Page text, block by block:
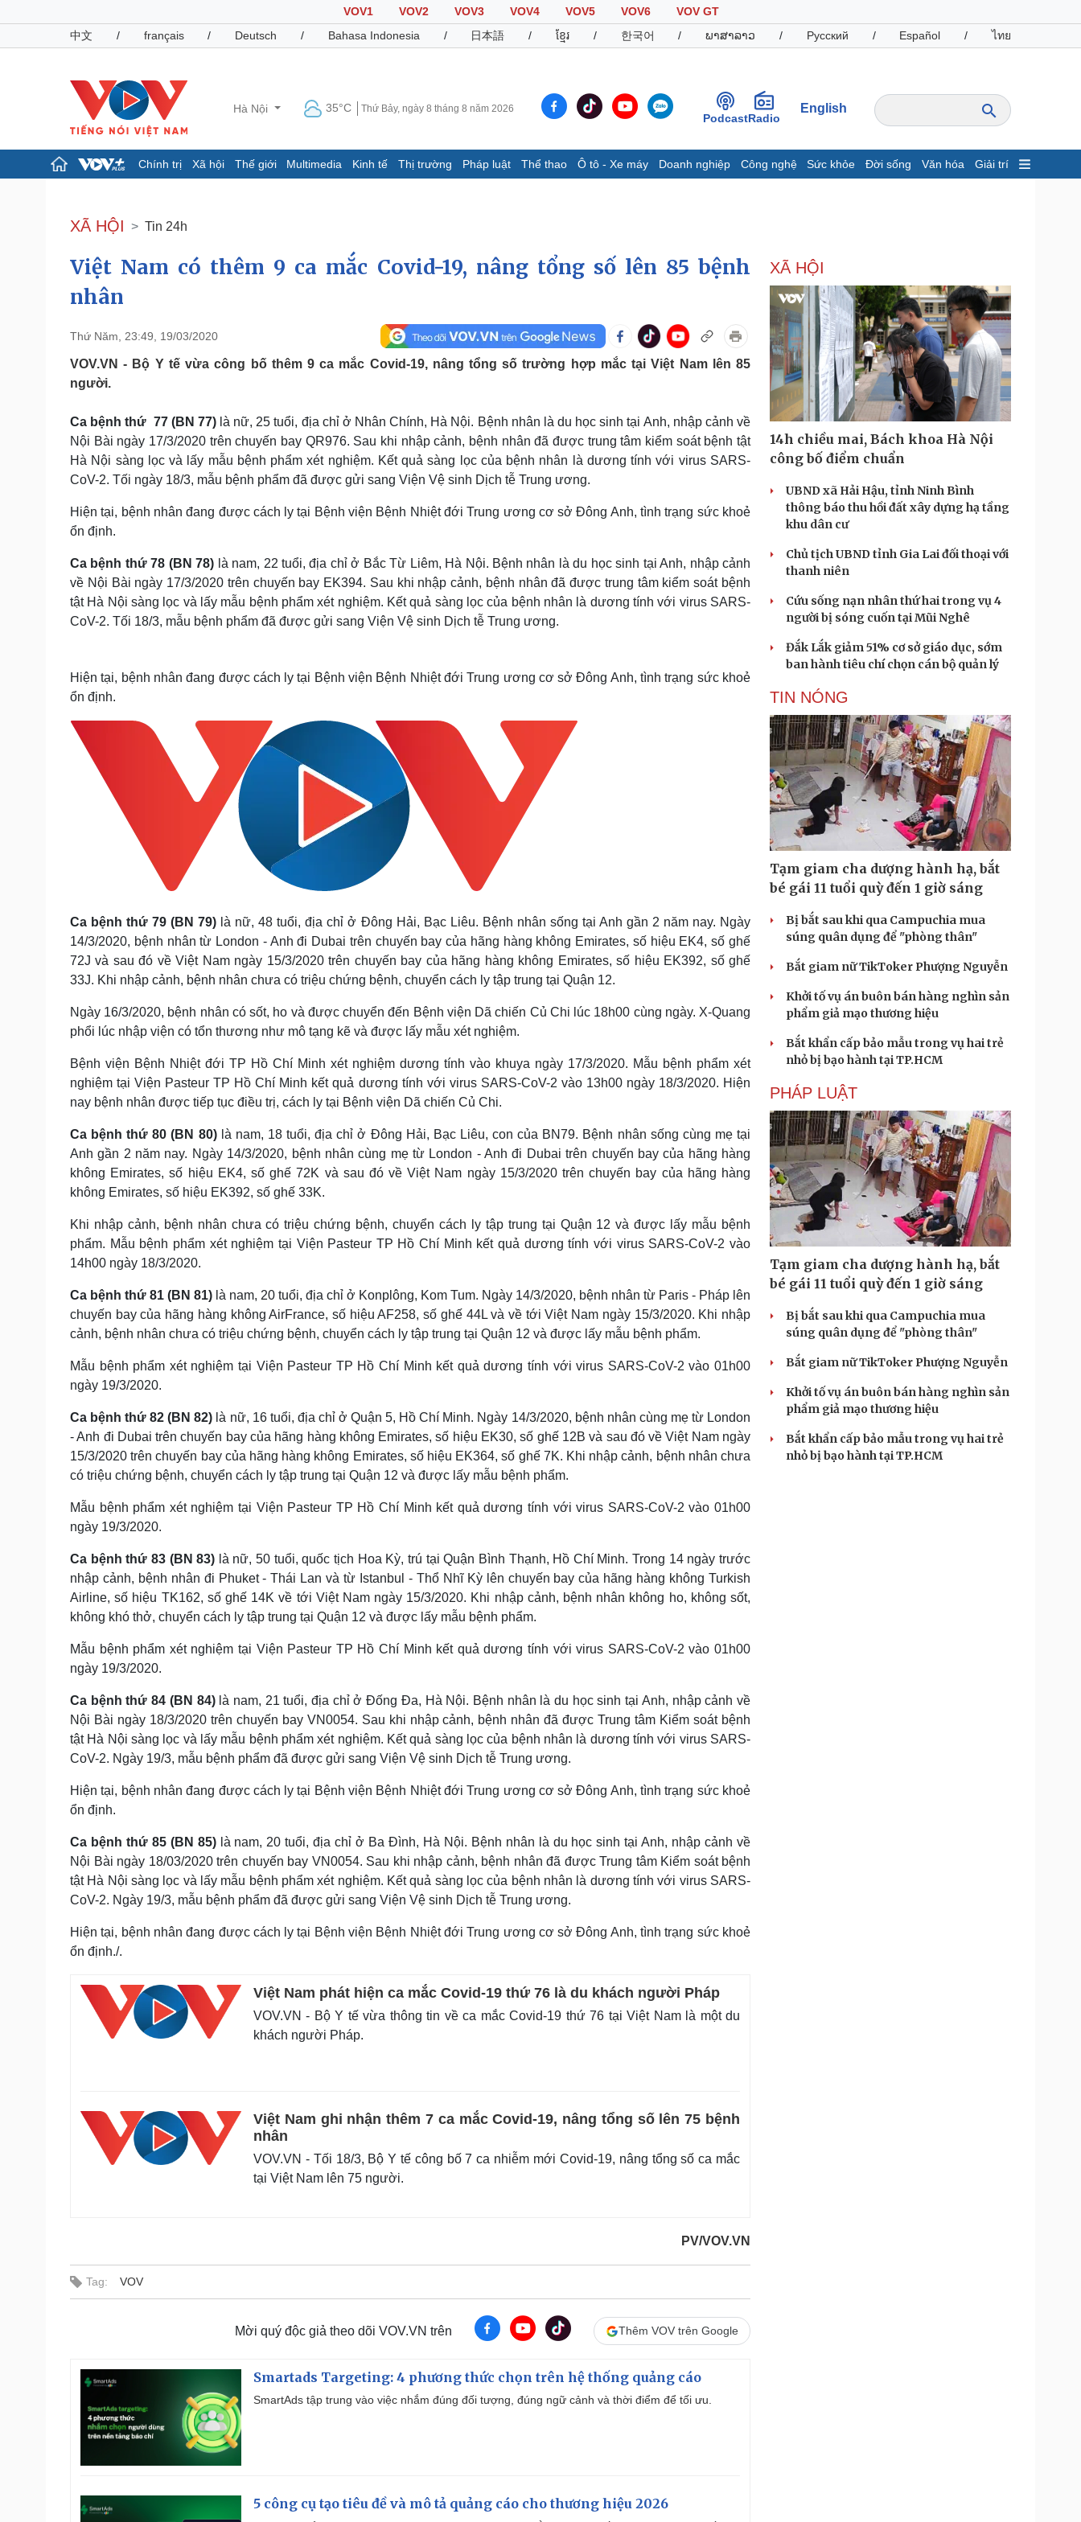
VOV1 VOV2 VOV3 VOV4 VOV5 VOV6
VOV GT
中文
/ français / Deutsch / Bahasa Indonesia / 日本語 / ខ្មែរ / 한국어 / ພາສາລາວ / Русский / Español / ไทย
Hà Nội 35°C Thứ Bảy, ngày 8 tháng 8 năm 2026
PodcastRadio
English
Chính trị Xã hội Thế giới Multimedia Kinh tế Thị trường Pháp luật Thể thao Ô tô - Xe máy Doanh nghiệp Công nghệ Sức khỏe Đời sống Văn hóa Giải trí
Đảng
Tổ chức nhân sự
Nhận diện sự thật
Dấu ấn VOV
E-Magazine
Infographic
Giá cà phê
Pháp luật
Tin nóng
Tư vấn luật
Việt Nam
Thể thao
Bóng đá
Lịch thi đấu bóng đá
Hậu trường
Ô tô - Xe máy
Ô tô
Xe máy
Doanh nghiệp
Thông tin doanh nghiệp
Doanh nghiệp 24h
Doanh nhân
Vì cộng đồng
Công nghệ
Sành điệu
Tin Công nghệ
Trải nghiệm
Chuyển đổi số
Sức khỏe
Dinh dưỡng - món ngon
Cây thuốc
Nhi khoa
Nam khoa
Phòng mạch online
Ăn sạch sống khỏe
Đời sống
Nhà đẹp
Blog
Văn hóa
Sân khấu - Điện ảnh
Văn học
Di sản
Giải trí
Nghệ sĩ
Thời trang
Du lịch
Tư vấn
Podcast
Đọc truyện đêm khuya
Cửa sổ tình yêu
Cải chính
XÃ HỘI Tin 24h
Việt Nam có thêm 9 ca mắc Covid-19, nâng tổng số lên 85 bệnh
nhân
Thứ Năm, 23:49, 19/03/2020
VOV.VN - Bộ Y tế vừa công bố thêm 9 ca mắc Covid-19, nâng tổng số trường hợp mắc tại Việt Nam lên 85
người.
Ca bệnh thứ 77 (BN 77)là nữ, 25 tuổi, địa chỉ ở Nhân Chính, Hà Nội. Bệnh nhân là du học sinh tại Anh, nhập cảnh về
Nội Bài ngày 17/3/2020 trên chuyến bay QR976. Sau khi nhập cảnh, bệnh nhân đã được trung tâm kiểm soát bệnh tật
Hà Nội sàng lọc và lấy mẫu bệnh phẩm xét nghiệm. Kết quả sàng lọc của bệnh nhân là dương tính với virus SARS-
CoV-2. Tối ngày 18/3, mẫu bệnh phẩm đã được gửi sang Viện Vệ sinh Dịch tễ Trung ương.
Hiện tại, bệnh nhân đang được cách ly tại Bệnh viện Bệnh Nhiệt đới Trung ương cơ sở Đông Anh, tình trạng sức khoẻ
ổn định.
Ca bệnh thứ 78 (BN 78) là nam, 22 tuổi, địa chỉ ở Bắc Từ Liêm, Hà Nội. Bệnh nhân là du học sinh tại Anh, nhập cảnh
về Nội Bài ngày 17/3/2020 trên chuyến bay EK394. Sau khi nhập cảnh, bệnh nhân đã được trung tâm kiểm soát bệnh
tật Hà Nội sàng lọc và lấy mẫu bệnh phẩm xét nghiệm. Kết quả sàng lọc của bệnh nhân là dương tính với virus SARS-
CoV-2. Tối 18/3, mẫu bệnh phẩm đã được gửi sang Viện Vệ sinh Dịch tễ Trung ương.
Hiện tại, bệnh nhân đang được cách ly tại Bệnh viện Bệnh Nhiệt đới Trung ương cơ sở Đông Anh, tình trạng sức khoẻ
ổn định.
Ca bệnh thứ 79 (BN 79) là nữ, 48 tuổi, địa chỉ ở Đông Hải, Bạc Liêu. Bệnh nhân sống tại Anh gần 2 năm nay. Ngày
14/3/2020, bệnh nhân từ London - Anh đi Dubai trên chuyến bay của hãng hàng không Emirates, số hiệu EK4, số ghế
72J và sau đó về Việt Nam ngày 15/3/2020 trên chuyến bay của hãng hàng không Emirates, số hiệu EK392, số ghế
33J. Khi nhập cảnh, bệnh nhân chưa có triệu chứng bệnh, chuyển cách ly tập trung tại Quận 12.
Ngày 16/3/2020, bệnh nhân có sốt, ho và được chuyển đến Bệnh viện Dã chiến Củ Chi lúc 18h00 cùng ngày. X-Quang
phổi lúc nhập viện có tổn thương như mô tạng kẽ và được lấy mẫu xét nghiệm.
Bệnh viện Bệnh Nhiệt đới TP Hồ Chí Minh xét nghiệm dương tính vào khuya ngày 17/3/2020. Mẫu bệnh phẩm xét
nghiệm tại Viện Pasteur TP Hồ Chí Minh kết quả dương tính với virus SARS-CoV-2 vào 13h00 ngày 18/3/2020. Hiện
nay bệnh nhân được tiếp tục điều trị, cách ly tại Bệnh viện Dã chiến Củ Chi.
Ca bệnh thứ 80 (BN 80) là nam, 18 tuổi, địa chỉ ở Đông Hải, Bạc Liêu, con của BN79. Bệnh nhân sống cùng mẹ tại
Anh gần 2 năm nay. Ngày 14/3/2020, bệnh nhân cùng mẹ từ London - Anh đi Dubai trên chuyến bay của hãng hàng
không Emirates, số hiệu EK4, số ghế 72K và sau đó về Việt Nam ngày 15/3/2020 trên chuyến bay của hãng hàng
không Emirates, số hiệu EK392, số ghế 33K.
Khi nhập cảnh, bệnh nhân chưa có triệu chứng bệnh, chuyển cách ly tập trung tại Quận 12 và được lấy mẫu bệnh
phẩm. Mẫu bệnh phẩm xét nghiệm tại Viện Pasteur TP Hồ Chí Minh kết quả dương tính với virus SARS-CoV-2 vào
14h00 ngày 18/3/2020.
Ca bệnh thứ 81 (BN 81) là nam, 20 tuổi, địa chỉ ở Konplông, Kom Tum. Ngày 14/3/2020, bệnh nhân từ Paris - Pháp lên
chuyến bay của hãng hàng không AirFrance, số hiệu AF258, số ghế 44L và về tới Việt Nam ngày 15/3/2020. Khi nhập
cảnh, bệnh nhân chưa có triệu chứng bệnh, chuyển cách ly tập trung tại Quận 12 và được lấy mẫu bệnh phẩm.
Mẫu bệnh phẩm xét nghiệm tại Viện Pasteur TP Hồ Chí Minh kết quả dương tính với virus SARS-CoV-2 vào 01h00
ngày 19/3/2020.
Ca bệnh thứ 82 (BN 82) là nữ, 16 tuổi, địa chỉ ở Quận 5, Hồ Chí Minh. Ngày 14/3/2020, bệnh nhân cùng mẹ từ London
- Anh đi Dubai trên chuyến bay của hãng hàng không Emirates, số hiệu EK30, số ghế 12B và sau đó về Việt Nam ngày
15/3/2020 trên chuyến bay của hãng hàng không Emirates, số hiệu EK364, số ghế 7K. Khi nhập cảnh, bệnh nhân chưa
có triệu chứng bệnh, chuyển cách ly tập trung tại Quận 12 và được lấy mẫu bệnh phẩm.
Mẫu bệnh phẩm xét nghiệm tại Viện Pasteur TP Hồ Chí Minh kết quả dương tính với virus SARS-CoV-2 vào 01h00
ngày 19/3/2020.
Ca bệnh thứ 83 (BN 83) là nữ, 50 tuổi, quốc tịch Hoa Kỳ, trú tại Quận Bình Thạnh, Hồ Chí Minh. Trong 14 ngày trước
nhập cảnh, bệnh nhân đi Phuket - Thái Lan và từ Istanbul - Thổ Nhĩ Kỳ lên chuyến bay của hãng hàng không Turkish
Airline, số hiệu TK162, số ghế 14K về tới Việt Nam ngày 15/3/2020. Khi nhập cảnh, bệnh nhân không ho, không sốt,
không khó thở, chuyển cách ly tập trung tại Quận 12 và được lấy mẫu bệnh phẩm.
Mẫu bệnh phẩm xét nghiệm tại Viện Pasteur TP Hồ Chí Minh kết quả dương tính với virus SARS-CoV-2 vào 01h00
ngày 19/3/2020.
Ca bệnh thứ 84 (BN 84)là nam, 21 tuổi, địa chỉ ở Đống Đa, Hà Nội. Bệnh nhân là du học sinh tại Anh, nhập cảnh về
Nội Bài ngày 18/3/2020 trên chuyến bay VN0054. Sau khi nhập cảnh, bệnh nhân đã được Trung tâm Kiểm soát bệnh
tật Hà Nội sàng lọc và lấy mẫu bệnh phẩm xét nghiệm. Kết quả sàng lọc của bệnh nhân là dương tính với virus SARS-
CoV-2. Ngày 19/3, mẫu bệnh phẩm đã được gửi sang Viện Vệ sinh Dịch tễ Trung ương.
Hiện tại, bệnh nhân đang được cách ly tại Bệnh viện Bệnh Nhiệt đới Trung ương cơ sở Đông Anh, tình trạng sức khoẻ
ổn định.
Ca bệnh thứ 85 (BN 85) là nam, 20 tuổi, địa chỉ ở Ba Đình, Hà Nội. Bệnh nhân là du học sinh tại Anh, nhập cảnh về
Nội Bài ngày 18/03/2020 trên chuyến bay VN0054. Sau khi nhập cảnh, bệnh nhân đã được Trung tâm Kiểm soát bệnh
tật Hà Nội sàng lọc và lấy mẫu bệnh phẩm xét nghiệm. Kết quả sàng lọc của bệnh nhân là dương tính với virus SARS-
CoV-2. Ngày 19/3, mẫu bệnh phẩm đã được gửi sang Viện Vệ sinh Dịch tễ Trung ương.
Hiện tại, bệnh nhân đang được cách ly tại Bệnh viện Bệnh Nhiệt đới Trung ương cơ sở Đông Anh, tình trạng sức khoẻ
ổn định./.
Việt Nam phát hiện ca mắc Covid-19 thứ 76 là du khách người Pháp
VOV.VN - Bộ Y tế vừa thông tin về ca mắc Covid-19 thứ 76 tại Việt Nam là một du
khách người Pháp.
Việt Nam ghi nhận thêm 7 ca mắc Covid-19, nâng tổng số lên 75 bệnh
nhân
VOV.VN - Tối 18/3, Bộ Y tế công bố 7 ca nhiễm mới Covid-19, nâng tổng số ca mắc
tại Việt Nam lên 75 người.
PV/VOV.VN
Tag: VOV
Mời quý độc giả theo dõi VOV.VN trên Thêm VOV trên Google
Smartads Targeting: 4 phương thức chọn trên hệ thống quảng cáo
SmartAds tập trung vào việc nhắm đúng đối tượng, đúng ngữ cảnh và thời điểm để tối ưu.
5 công cụ tạo tiêu đề và mô tả quảng cáo cho thương hiệu 2026
XÃ HỘI
14h chiều mai, Bách khoa Hà Nội
công bố điểm chuẩn
UBND xã Hải Hậu, tỉnh Ninh Bình
thông báo thu hồi đất xây dựng hạ tầng
khu dân cư
Chủ tịch UBND tỉnh Gia Lai đối thoại với
thanh niên
Cứu sống nạn nhân thứ hai trong vụ 4
người bị sóng cuốn tại Mũi Nghê
Đắk Lắk giảm 51% cơ sở giáo dục, sớm
ban hành tiêu chí chọn cán bộ quản lý
TIN NÓNG
Tạm giam cha dượng hành hạ, bắt
bé gái 11 tuổi quỳ đến 1 giờ sáng
Bị bắt sau khi qua Campuchia mua
súng quân dụng để "phòng thân"
Bắt giam nữ TikToker Phượng Nguyễn
Khởi tố vụ án buôn bán hàng nghìn sản
phẩm giả mạo thương hiệu
Bắt khẩn cấp bảo mẫu trong vụ hai trẻ
nhỏ bị bạo hành tại TP.HCM
PHÁP LUẬT
Tạm giam cha dượng hành hạ, bắt
bé gái 11 tuổi quỳ đến 1 giờ sáng
Bị bắt sau khi qua Campuchia mua
súng quân dụng để "phòng thân"
Bắt giam nữ TikToker Phượng Nguyễn
Khởi tố vụ án buôn bán hàng nghìn sản
phẩm giả mạo thương hiệu
Bắt khẩn cấp bảo mẫu trong vụ hai trẻ
nhỏ bị bạo hành tại TP.HCM